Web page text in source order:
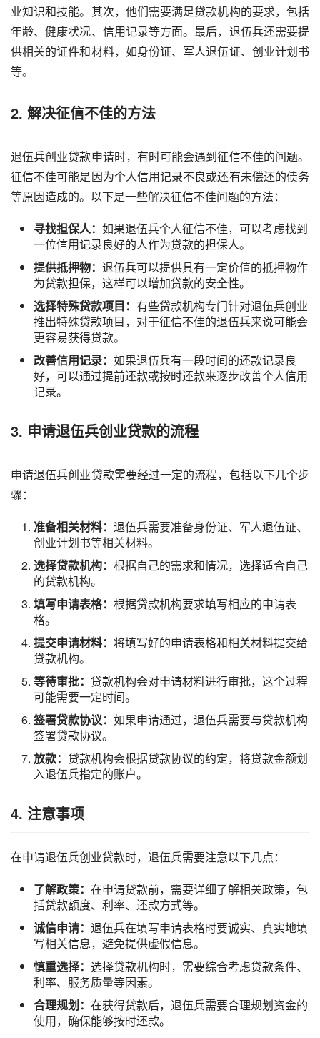
业知识和技能。其次，他们需要满足贷款机构的要求，包括
年龄、健康状况、信用记录等方面。最后，退伍兵还需要提
供相关的证件和材料，如身份证、军人退伍证、创业计划书
等。
2. 解决征信不佳的方法
退伍兵创业贷款申请时，有时可能会遇到征信不佳的问题。
征信不佳可能是因为个人信用记录不良或还有未偿还的债务
等原因造成的。以下是一些解决征信不佳问题的方法：
寻找担保人： 如果退伍兵个人征信不佳，可以考虑找到
一位信用记录良好的人作为贷款的担保人。
提供抵押物： 退伍兵可以提供具有一定价值的抵押物作
为贷款担保，这样可以增加贷款的安全性。
选择特殊贷款项目： 有些贷款机构专门针对退伍兵创业
推出特殊贷款项目，对于征信不佳的退伍兵来说可能会
更容易获得贷款。
改善信用记录： 如果退伍兵有一段时间的还款记录良
好，可以通过提前还款或按时还款来逐步改善个人信用
记录。
3. 申请退伍兵创业贷款的流程
申请退伍兵创业贷款需要经过一定的流程，包括以下几个步
骤：
准备相关材料： 退伍兵需要准备身份证、军人退伍证、
创业计划书等相关材料。
选择贷款机构： 根据自己的需求和情况，选择适合自己
的贷款机构。
填写申请表格： 根据贷款机构要求填写相应的申请表
格。
提交申请材料： 将填写好的申请表格和相关材料提交给
贷款机构。
等待审批： 贷款机构会对申请材料进行审批，这个过程
可能需要一定时间。
签署贷款协议： 如果申请通过，退伍兵需要与贷款机构
签署贷款协议。
放款： 贷款机构会根据贷款协议的约定，将贷款金额划
入退伍兵指定的账户。
4. 注意事项
在申请退伍兵创业贷款时，退伍兵需要注意以下几点：
了解政策： 在申请贷款前，需要详细了解相关政策，包
括贷款额度、利率、还款方式等。
诚信申请： 退伍兵在填写申请表格时要诚实、真实地填
写相关信息，避免提供虚假信息。
慎重选择： 选择贷款机构时，需要综合考虑贷款条件、
利率、服务质量等因素。
合理规划： 在获得贷款后，退伍兵需要合理规划资金的
使用，确保能够按时还款。